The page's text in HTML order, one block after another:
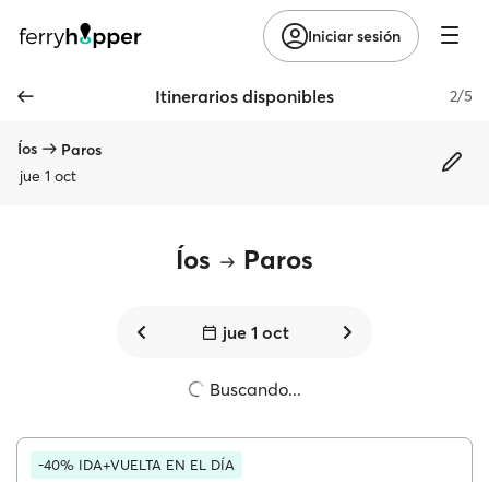
Iniciar sesión
Itinerarios disponibles 2/5
Íos
Paros
jue 1 oct
Íos Paros
jue 1 oct
Buscando...
-40% IDA+VUELTA EN EL DÍA